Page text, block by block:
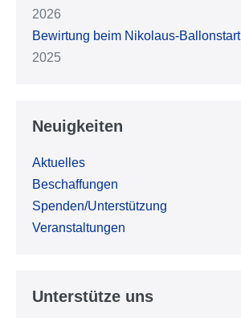
2026
Bewirtung beim Nikolaus-Ballonstart
2025
Neuigkeiten
Aktuelles
Beschaffungen
Spenden/Unterstützung
Veranstaltungen
Unterstütze uns